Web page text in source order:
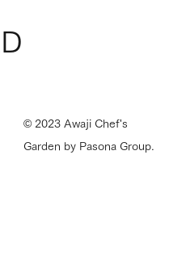
理人を募集中
© 2023 Awaji Chef's
Garden by Pasona Group.